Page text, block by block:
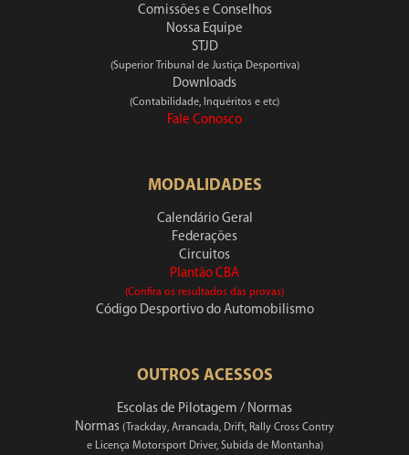
Comissões e Conselhos
Nossa Equipe
STJD
(Superior Tribunal de Justiça Desportiva)
Downloads
(Contabilidade, Inquéritos e etc)
Fale Conosco
MODALIDADES
Calendário Geral
Federações
Circuitos
Plantão CBA
(Confira os resultados das provas)
Código Desportivo do Automobilismo
OUTROS ACESSOS
Escolas de Pilotagem / Normas
Normas (Trackday, Arrancada, Drift, Rally Cross Contry
e Licença Motorsport Driver, Subida de Montanha)